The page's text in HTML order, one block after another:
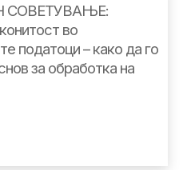
СОВЕТУВАЊЕ:
во
податоци – како да го
за обработка на